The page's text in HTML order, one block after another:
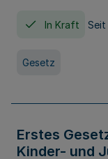
In Kraft Seit
Gesetz
Erstes
Kinder- und